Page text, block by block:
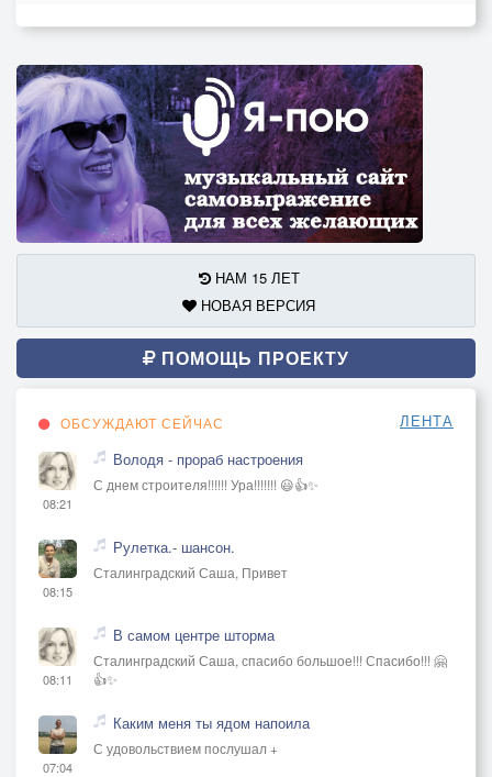
НАМ 15 ЛЕТ
НОВАЯ ВЕРСИЯ
ПОМОЩЬ ПРОЕКТУ
ОБСУЖДАЮТ СЕЙЧАС ЛЕНТА
08:21
Володя - прораб настроения
С днем строителя!!!!!! Ура!!!!!!! 😃👍✨
08:15
Рулетка.- шансон.
Сталинградский Саша, Привет
08:11
В самом центре шторма
Сталинградский Саша, спасибо большое!!! Спасибо!!! 🤗
👍✨
07:04
Каким меня ты ядом напоила
С удовольствием послушал +